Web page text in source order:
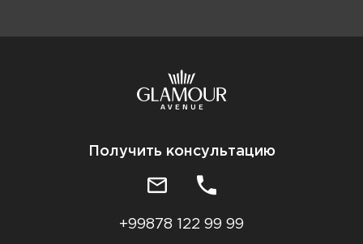
Получить консультацию
+99878 122 99 99